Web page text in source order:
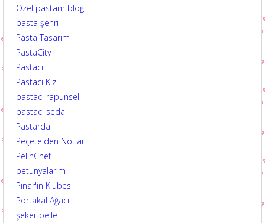
Özel pastam blog
pasta şehri
Pasta Tasarım
PastaCity
Pastacı
Pastacı Kız
pastacı rapunsel
pastacı seda
Pastarda
Peçete'den Notlar
PelinChef
petunyalarım
Pınar'ın Klubesi
Portakal Ağacı
şeker belle